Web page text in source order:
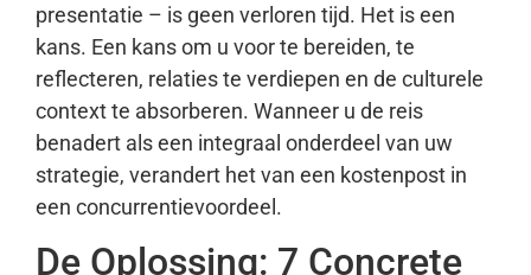
presentatie – is geen verloren tijd. Het is een
kans. Een kans om u voor te bereiden, te
reflecteren, relaties te verdiepen en de culturele
context te absorberen. Wanneer u de reis
benadert als een integraal onderdeel van uw
strategie, verandert het van een kostenpost in
een concurrentievoordeel.
De Oplossing: 7 Concrete